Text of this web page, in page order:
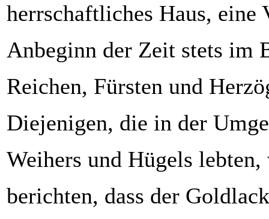
herrschaftliches Haus,
Anbeginn der Zeit stets im
Reichen, Fürsten und
Diejenigen, die in der
Weihers und Hügels lebten,
berichten, dass der